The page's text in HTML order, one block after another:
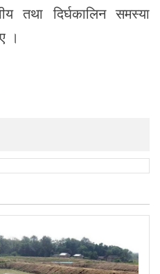
तथा दिर्घकालिन समस्या
।